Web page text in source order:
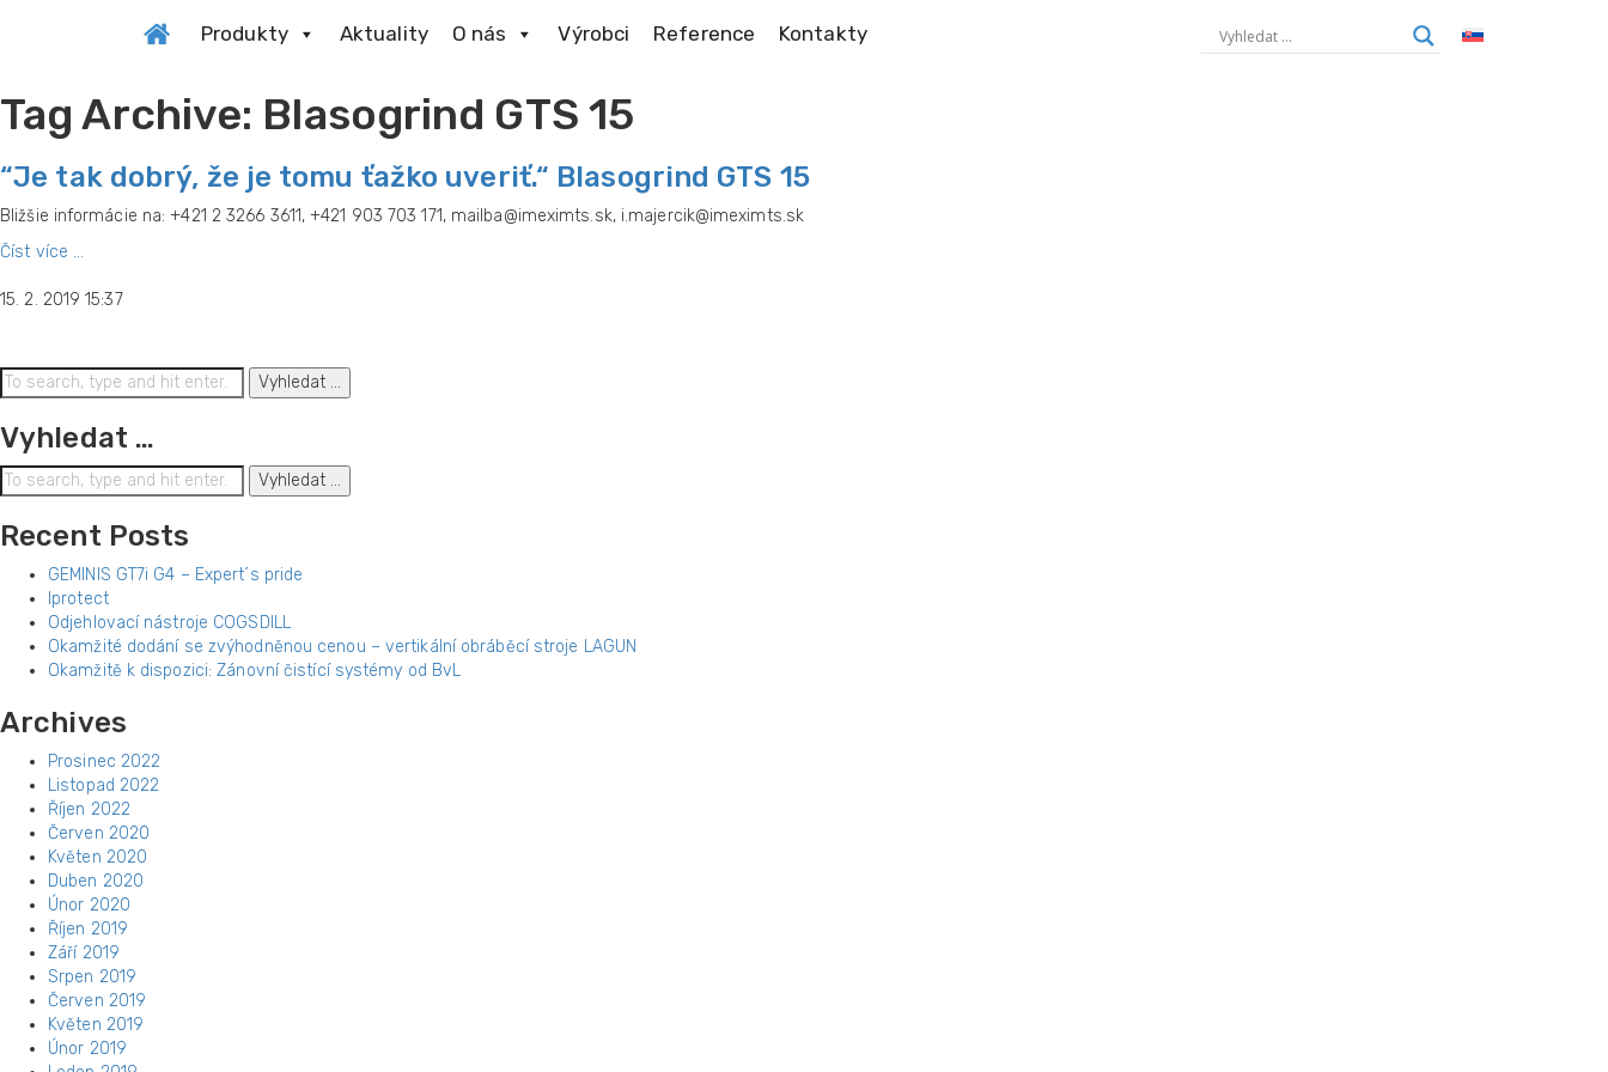
Produkty Aktuality O nás Výrobci Reference Kontakty
Tag Archive: Blasogrind GTS 15
“Je tak dobrý, že je tomu ťažko uveriť.“ Blasogrind GTS 15
Bližšie informácie na: +421 2 3266 3611, +421 903 703 171, mailba@imeximts.sk, i.majercik@imeximts.sk
Číst více ...
15. 2. 2019 15:37
Vyhledat ...
Vyhledat …
Vyhledat ...
Recent Posts
GEMINIS GT7i G4 – Expert´s pride
Iprotect
Odjehlovací nástroje COGSDILL
Okamžité dodání se zvýhodněnou cenou – vertikální obráběcí stroje LAGUN
Okamžitě k dispozici: Zánovní čistící systémy od BvL
Archives
Prosinec 2022
Listopad 2022
Říjen 2022
Červen 2020
Květen 2020
Duben 2020
Únor 2020
Říjen 2019
Září 2019
Srpen 2019
Červen 2019
Květen 2019
Únor 2019